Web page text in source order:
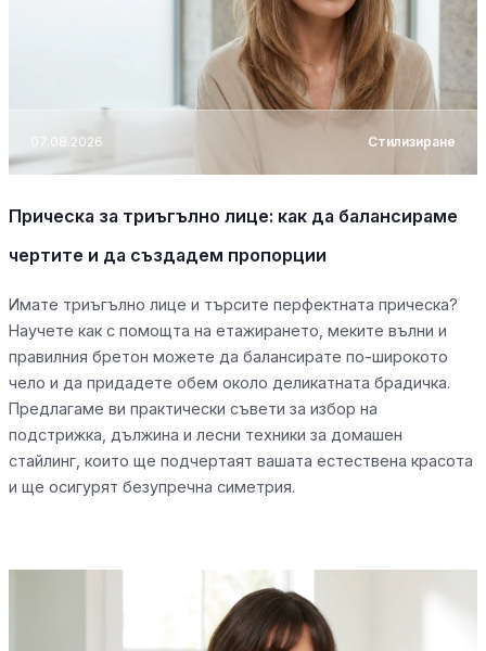
07.08.2026 Стилизиране
Прическа за триъгълно лице: как да балансираме
чертите и да създадем пропорции
Имате триъгълно лице и търсите перфектната прическа?
Научете как с помощта на етажирането, меките вълни и
правилния бретон можете да балансирате по-широкото
чело и да придадете обем около деликатната брадичка.
Предлагаме ви практически съвети за избор на
подстрижка, дължина и лесни техники за домашен
стайлинг, които ще подчертаят вашата естествена красота
и ще осигурят безупречна симетрия.